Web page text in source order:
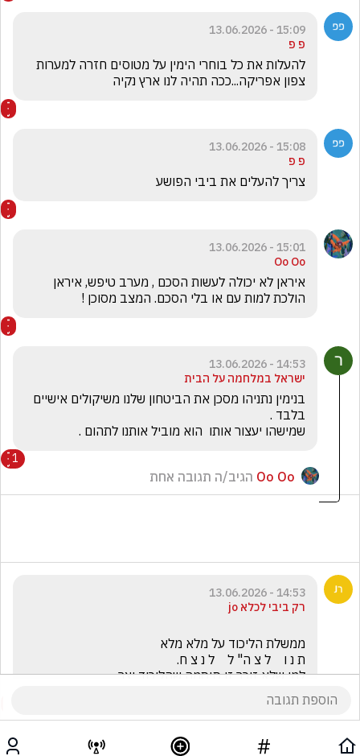
15:09 - 13.06.2026
פ פ
צפון אפריקה...ככה תהיה לנו ארץ נקיה
15:08 - 13.06.2026
פ פ
צריך להעלים את ביבי הפושע
15:01 - 13.06.2026
Oo Oo
הולכת למות עם או בלי הסכם. המצב מסוכן !
14:53 - 13.06.2026
ישראל במלחמה על הבית
שמישהו יעצור אותו  הוא מוביל אותנו לתהום .
1
Oo Oo הגיב/ה תגובה אחת
14:53 - 13.06.2026
רק ביבי לכלא jo
למי שלא זוכר זו סיסמה שהליכוד יצר